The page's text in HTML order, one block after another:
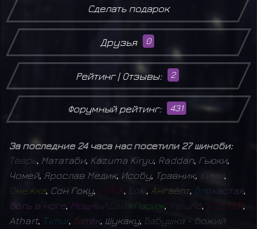
Сделать подарок
Друзья 0
Рейтинг | Отзывы: 2
Форумный рейтинг: 431
За последние 24 часа нас посетили 27 шиноби:
Тварь Мататаби, Kazuma Kiryu, Raddan Гьюки,
Чомей, Ярослав Медик, Исобу, Травник, Кими
Омежка, Сон Гоку, DEFIX, Loki, Ангаёпт, Блохастая,
боль в ноге МощныйД в ижПариж, lurio O STER,
Athart, Timur, Батёк, Шукаку, Бабушка - божий